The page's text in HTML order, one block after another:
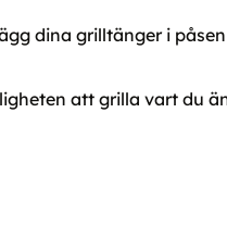
dina grilltänger i
att grilla vart du